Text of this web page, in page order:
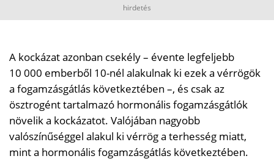
hirdetés
A kockázat azonban csekély – évente legfeljebb
10 000 emberből 10-nél alakulnak ki ezek a vérrögök
a fogamzásgátlás következtében –, és csak az
ösztrogént tartalmazó hormonális fogamzásgátlók
növelik a kockázatot. Valójában nagyobb
valószínűséggel alakul ki vérrög a terhesség miatt,
mint a hormonális fogamzásgátlás következtében.